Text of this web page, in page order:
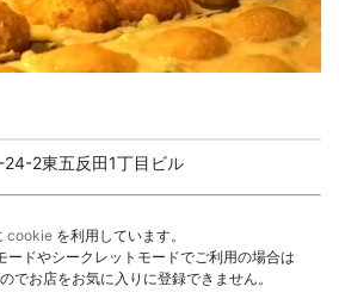
2東五反田1丁目ビル
cookie を利用しています。
ードやシークレットモードでご利用の場合は
でお店をお気に入りに登録できません。